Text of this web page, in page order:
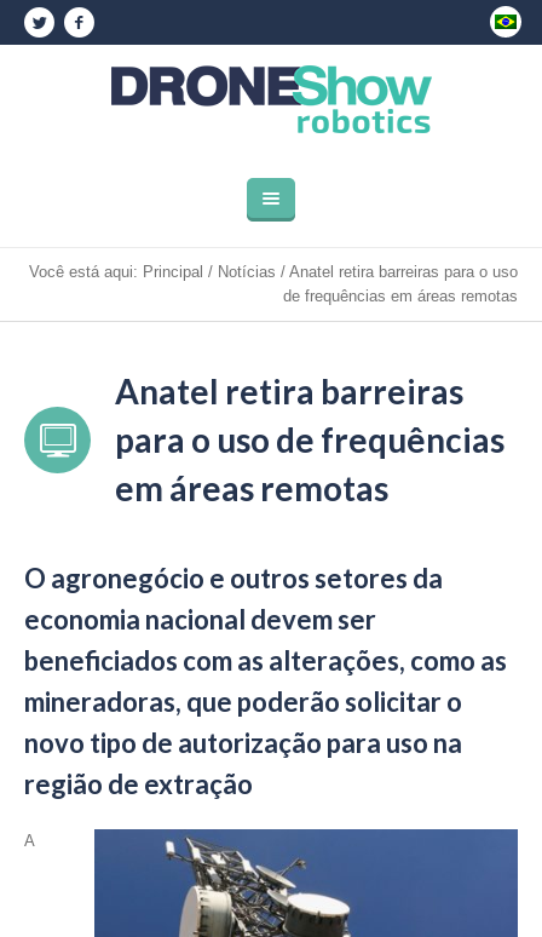
Você está aqui: Principal / Notícias / Anatel retira barreiras para o uso
de frequências em áreas remotas
Anatel retira barreiras
para o uso de frequências
em áreas remotas
O agronegócio e outros setores da
economia nacional devem ser
beneficiados com as alterações, como as
mineradoras, que poderão solicitar o
novo tipo de autorização para uso na
região de extração
A